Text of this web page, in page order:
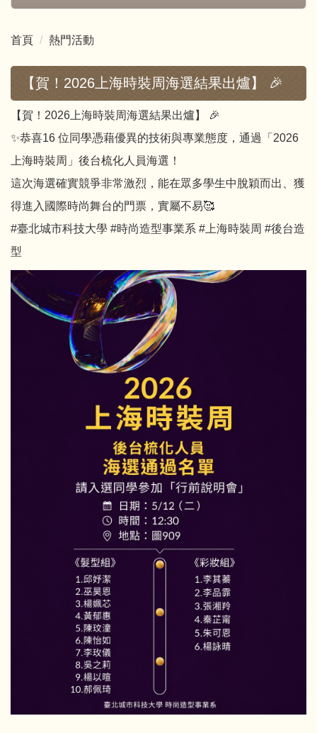
首頁 熱門活動
【賀！2026上海時裝周海選結果出爐】 🎉
【賀！2026上海時裝周海選結果出爐】 🎉
✨恭喜16 位同學憑藉優異的技術與專業態度，通過「2026
上海時裝周」後台梳化人員海選！
這次海選確實競爭非常激烈，能在眾多學生中脫穎而出、獲
得進入國際時尚舞台的門票，實屬不易🥰
#臺北城市科技大學 #時尚造型事業系 #上海時裝周 #後台造
型